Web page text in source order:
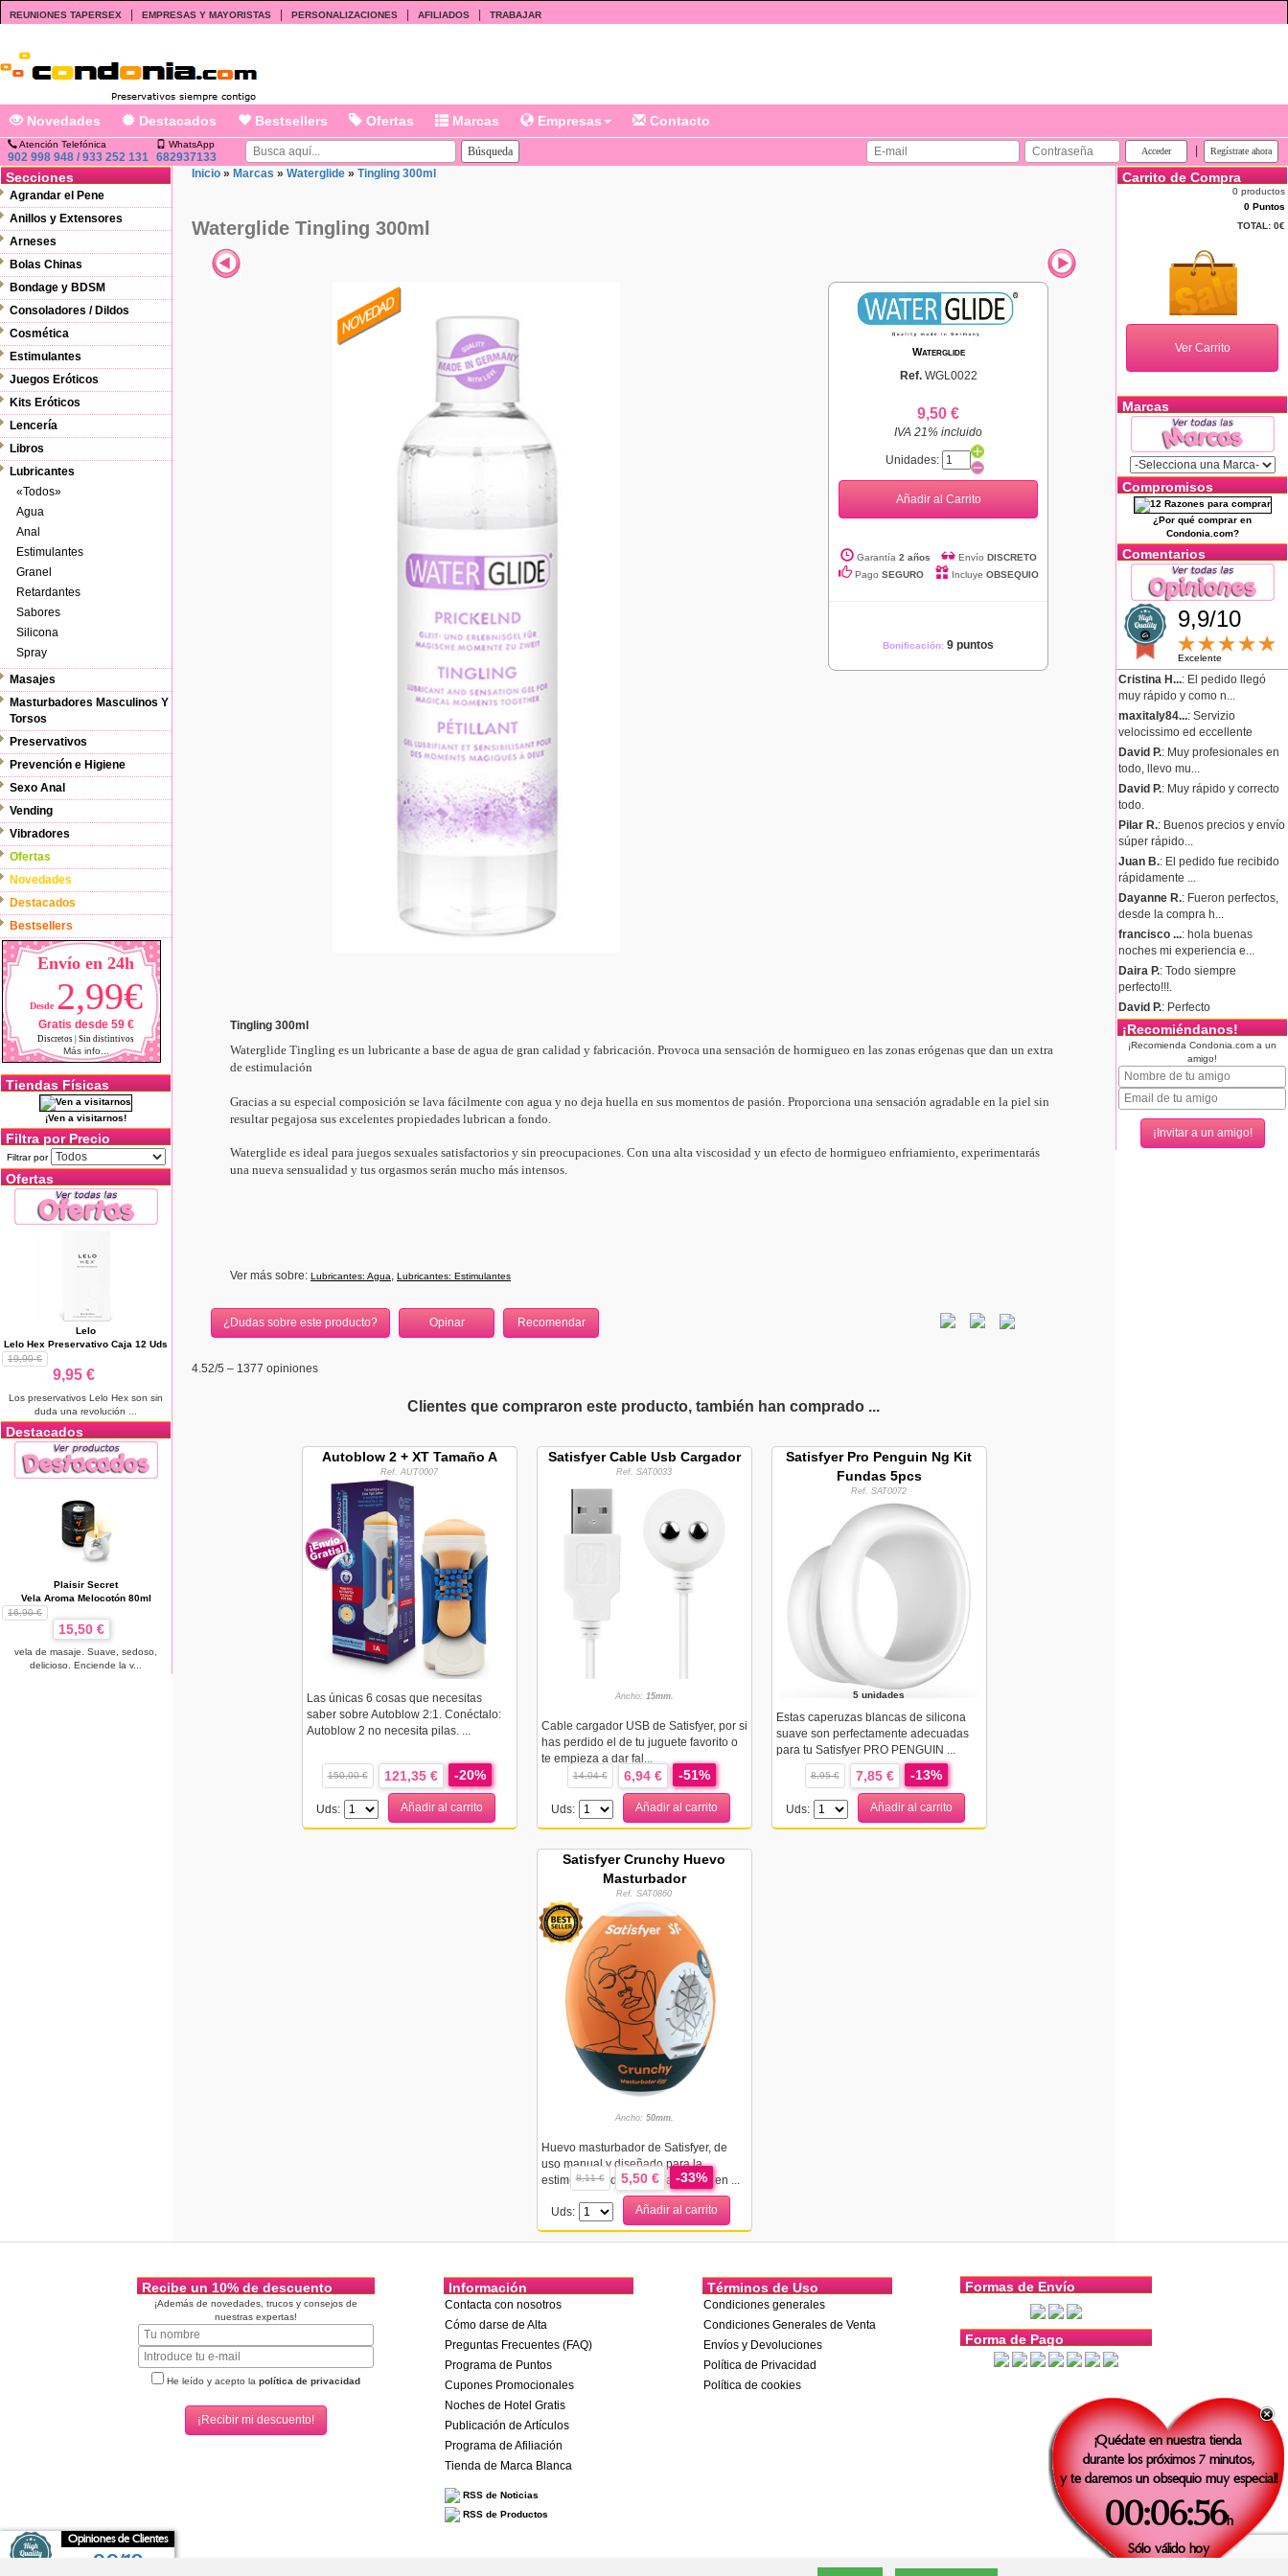
Opiniones de Clientes
9,9/10
¡Quédate en nuestra tienda
durante los próximos 7 minutos,
y te daremos un obsequio muy especial!
00:06:55h
Sólo válido hoy
REUNIONES TAPERSEX EMPRESAS Y MAYORISTAS PERSONALIZACIONES AFILIADOS TRABAJAR
Novedades Destacados Bestsellers Ofertas Marcas Empresas Contacto
Atención Telefónica
902 998 948 / 933 252 131
WhatsApp
682937133
Secciones
Agrandar el Pene
Anillos y Extensores
Arneses
Bolas Chinas
Bondage y BDSM
Consoladores / Dildos
Cosmética
Estimulantes
Juegos Eróticos
Kits Eróticos
Lencería
Libros
Lubricantes
«Todos»
Agua
Anal
Estimulantes
Granel
Retardantes
Sabores
Silicona
Spray
Masajes
Masturbadores Masculinos Y
Torsos
Preservativos
Prevención e Higiene
Sexo Anal
Vending
Vibradores
Ofertas
Novedades
Destacados
Bestsellers
Envío en 24h
Desde 2,99€
Gratis desde 59 €
Discretos | Sin distintivos
Más info...
Tiendas Físicas
¡Ven a visitarnos!
Filtra por Precio
Filtrar por
Ofertas
Lelo
Lelo Hex Preservativo Caja 12 Uds
19,90 €
9,95 €
Los preservativos Lelo Hex son sin
duda una revolución ...
Destacados
Plaisir Secret
Vela Aroma Melocotón 80ml
16,90 €
15,50 €
vela de masaje. Suave, sedoso,
delicioso. Enciende la v...
Inicio » Marcas » Waterglide » Tingling 300ml
Waterglide Tingling 300ml
Waterglide
Ref. WGL0022
9,50 €
IVA 21% incluido
Unidades:
Añadir al Carrito
Garantía 2 años Envío DISCRETO
Pago SEGURO Incluye OBSEQUIO
Bonificación: 9 puntos
Tingling 300ml
Waterglide Tingling es un lubricante a base de agua de gran calidad y fabricación. Provoca una sensación de hormigueo en las zonas erógenas que dan un extra
de estimulación
Gracias a su especial composición se lava fácilmente con agua y no deja huella en sus momentos de pasión. Proporciona una sensación agradable en la piel sin
resultar pegajosa sus excelentes propiedades lubrican a fondo.
Waterglide es ideal para juegos sexuales satisfactorios y sin preocupaciones. Con una alta viscosidad y un efecto de hormigueo enfriamiento, experimentarás
una nueva sensualidad y tus orgasmos serán mucho más intensos.
Ver más sobre: Lubricantes: Agua, Lubricantes: Estimulantes
¿Dudas sobre este producto?
4.52/5 – 1377 opiniones
Clientes que compraron este producto, también han comprado ...
Autoblow 2 + XT Tamaño A
Ref. AUT0007
Las únicas 6 cosas que necesitas
saber sobre Autoblow 2:1. Conéctalo:
Autoblow 2 no necesita pilas. ...
150,00 € 121,35 € -20%
Uds: Añadir al carrito
Satisfyer Cable Usb Cargador
Ref. SAT0033
Ancho: 15mm.
Cable cargador USB de Satisfyer, por si
has perdido el de tu juguete favorito o
te empieza a dar fal...
14,04 € 6,94 € -51%
Uds: Añadir al carrito
Satisfyer Pro Penguin Ng Kit
Fundas 5pcs
Ref. SAT0072
5 unidades
Estas caperuzas blancas de silicona
suave son perfectamente adecuadas
para tu Satisfyer PRO PENGUIN ...
8,95 € 7,85 € -13%
Uds: Añadir al carrito
Satisfyer Crunchy Huevo
Masturbador
Ref. SAT0860
Ancho: 50mm.
Huevo masturbador de Satisfyer, de
uso manual y diseñado para la
estimulación del pene.Fabricado en ...
8,11 € 5,50 € -33%
Uds: Añadir al carrito
Carrito de Compra
0 productos
0 Puntos
TOTAL: 0€
Marcas
Compromisos
¿Por qué comprar en
Condonia.com?
Comentarios
9,9/10
Excelente
Cristina H...: El pedido llegó
muy rápido y como n...
maxitaly84...: Servizio
velocissimo ed eccellente
David P.: Muy profesionales en
todo, llevo mu...
David P.: Muy rápido y correcto
todo.
Pilar R.: Buenos precios y envío
súper rápido...
Juan B.: El pedido fue recibido
rápidamente ...
Dayanne R.: Fueron perfectos,
desde la compra h...
francisco ...: hola buenas
noches mi experiencia e...
Daira P.: Todo siempre
perfecto!!!.
David P.: Perfecto
¡Recomiéndanos!
¡Recomienda Condonia.com a un
amigo!
Recibe un 10% de descuento
¡Además de novedades, trucos y consejos de
nuestras expertas!
He leído y acepto la política de privacidad
Información
Contacta con nosotros
Cómo darse de Alta
Preguntas Frecuentes (FAQ)
Programa de Puntos
Cupones Promocionales
Noches de Hotel Gratis
Publicación de Artículos
Programa de Afiliación
Tienda de Marca Blanca
RSS de Noticias
RSS de Productos
Términos de Uso
Condiciones generales
Condiciones Generales de Venta
Envíos y Devoluciones
Política de Privacidad
Política de cookies
Formas de Envío
Forma de Pago